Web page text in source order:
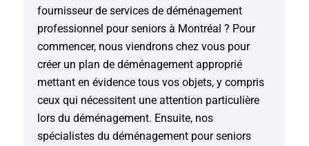
fournisseur de services de déménagement
professionnel pour seniors à Montréal ? Pour
commencer, nous viendrons chez vous pour
créer un plan de déménagement approprié
mettant en évidence tous vos objets, y compris
ceux qui nécessitent une attention particulière
lors du déménagement. Ensuite, nos
spécialistes du déménagement pour seniors